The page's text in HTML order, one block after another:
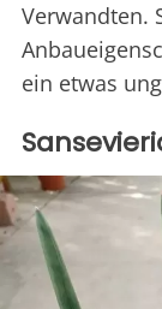
Verwandten.
ein etwas